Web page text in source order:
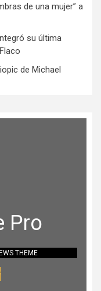
de una mujer” a
su última
de Michael
Pro
THEME